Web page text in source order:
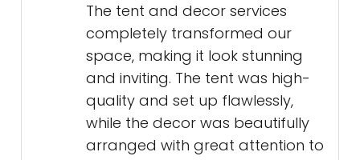
The tent and decor services
completely transformed our
space, making it look stunning
and inviting. The tent was high-
quality and set up flawlessly,
while the decor was beautifully
arranged with great attention to